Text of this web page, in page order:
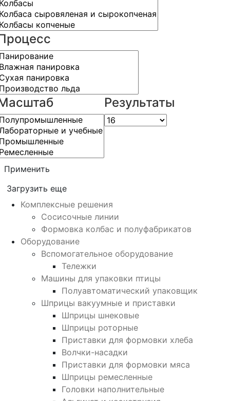
Результаты
Применить
Загрузить еще
Комплексные решения
Сосисочные линии
Формовка колбас и полуфабрикатов
Оборудование
Вспомогательное оборудование
Тележки
Машины для упаковки птицы
Полуавтоматический упаковщик
Шприцы вакуумные и приставки
Шприцы шнековые
Шприцы роторные
Приставки для формовки хлеба
Волчки-насадки
Приставки для формовки мяса
Шприцы ремесленные
Головки наполнительные